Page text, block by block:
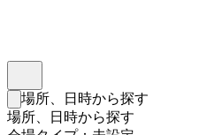
検索フォームを閉じる
場所、日時から探す
場所、日時から探す